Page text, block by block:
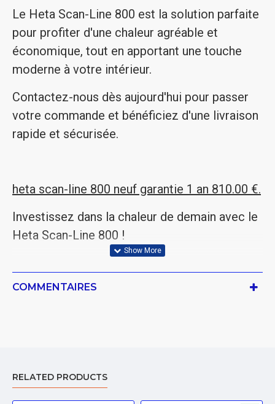
Le Heta Scan-Line 800 est la solution parfaite
pour profiter d'une chaleur agréable et
économique, tout en apportant une touche
moderne à votre intérieur.
Contactez-nous dès aujourd'hui pour passer
votre commande et bénéficiez d'une livraison
rapide et sécurisée.
heta scan-line 800 neuf garantie 1 an 810.00 €.
Investissez dans la chaleur de demain avec le
Heta Scan-Line 800 !
COMMENTAIRES
RELATED PRODUCTS